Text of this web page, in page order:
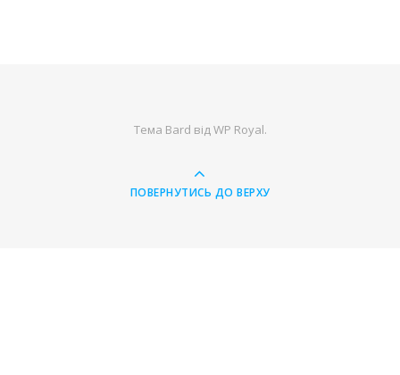
Тема Bard відWP Royal.
ПОВЕРНУТИСЬ ДО ВЕРХУ